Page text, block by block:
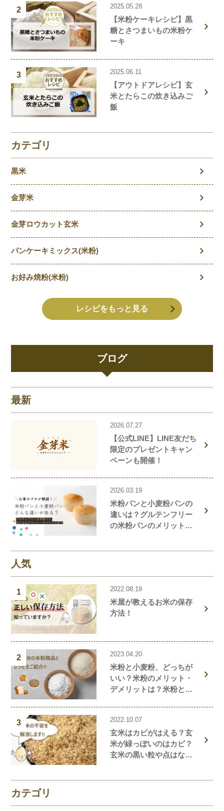
ブログ
最新
2026.07.27
【公式LINE】LINE友だち
限定のプレゼントキャン
ペーンも開催！
2026.03.19
米粉パンと小麦粉パンの
違いは？グルテンフリー
の米粉パンのメリット・
人気
1 2022.08.19
米屋が教えるお米の保存
方法！
2 2023.04.20
米粉と小麦粉、どっちが
いい？米粉のメリット・
デメリットは？米粉と小
や米粉の簡単レシピもご
紹介！
3 2022.10.07
玄米はカビがはえる？玄
米が緑っぽいのはカビ？
玄米の黒い粒や点はな
カテゴリ
2 2025.05.28
【米粉ケーキレシピ】黒
糖とさつまいもの米粉ケ
ーキ
3 2025.06.11
【アウトドアレシピ】玄
米とたらこの炊き込みご
飯
カテゴリ
黒米
金芽米
金芽ロウカット玄米
パンケーキミックス(米粉)
お好み焼粉(米粉)
レシピをもっと見る